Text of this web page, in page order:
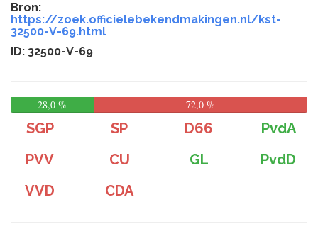
Bron:
https://zoek.officielebekendmakingen.nl/kst-
32500-V-69.html
ID: 32500-V-69
28,0 % 72,0 %
SGP SP D66
PvdA
PVV
CU GL
PvdD
VVD
CDA